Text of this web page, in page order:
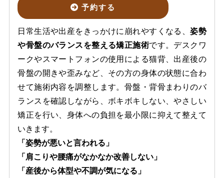
予約する
日常生活や出産をきっかけに崩れやすくなる、姿勢
や骨盤のバランスを整える矯正施術です。デスクワ
ークやスマートフォンの使用による猫背、出産後の
骨盤の開きや歪みなど、その方の身体の状態に合わ
せて施術内容を調整します。骨盤・背骨まわりのバ
ランスを確認しながら、ボキボキしない、やさしい
矯正を行い、身体への負担を最小限に抑えて整えて
いきます。
「姿勢が悪いと言われる」
「肩こりや腰痛がなかなか改善しない」
「産後から体型や不調が気になる」